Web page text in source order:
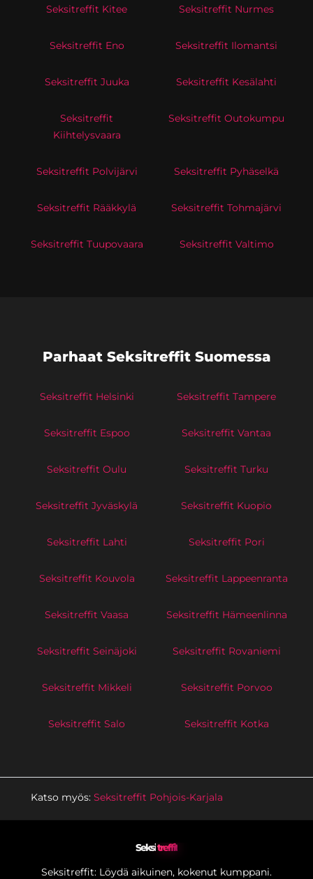
Seksitreffit Kitee Seksitreffit Nurmes
Seksitreffit Eno Seksitreffit Ilomantsi
Seksitreffit Juuka Seksitreffit Kesälahti
Seksitreffit
Kiihtelysvaara
Seksitreffit Outokumpu
Seksitreffit Polvijärvi Seksitreffit Pyhäselkä
Seksitreffit Rääkkylä Seksitreffit Tohmajärvi
Seksitreffit Tuupovaara Seksitreffit Valtimo
Parhaat Seksitreffit Suomessa
Seksitreffit Helsinki Seksitreffit Tampere
Seksitreffit Espoo Seksitreffit Vantaa
Seksitreffit Oulu Seksitreffit Turku
Seksitreffit Jyväskylä Seksitreffit Kuopio
Seksitreffit Lahti Seksitreffit Pori
Seksitreffit Kouvola Seksitreffit Lappeenranta
Seksitreffit Vaasa Seksitreffit Hämeenlinna
Seksitreffit Seinäjoki Seksitreffit Rovaniemi
Seksitreffit Mikkeli Seksitreffit Porvoo
Seksitreffit Salo Seksitreffit Kotka
Katso myös: Seksitreffit Pohjois-Karjala
Seksitreffit
Seksitreffit: Löydä aikuinen, kokenut kumppani.